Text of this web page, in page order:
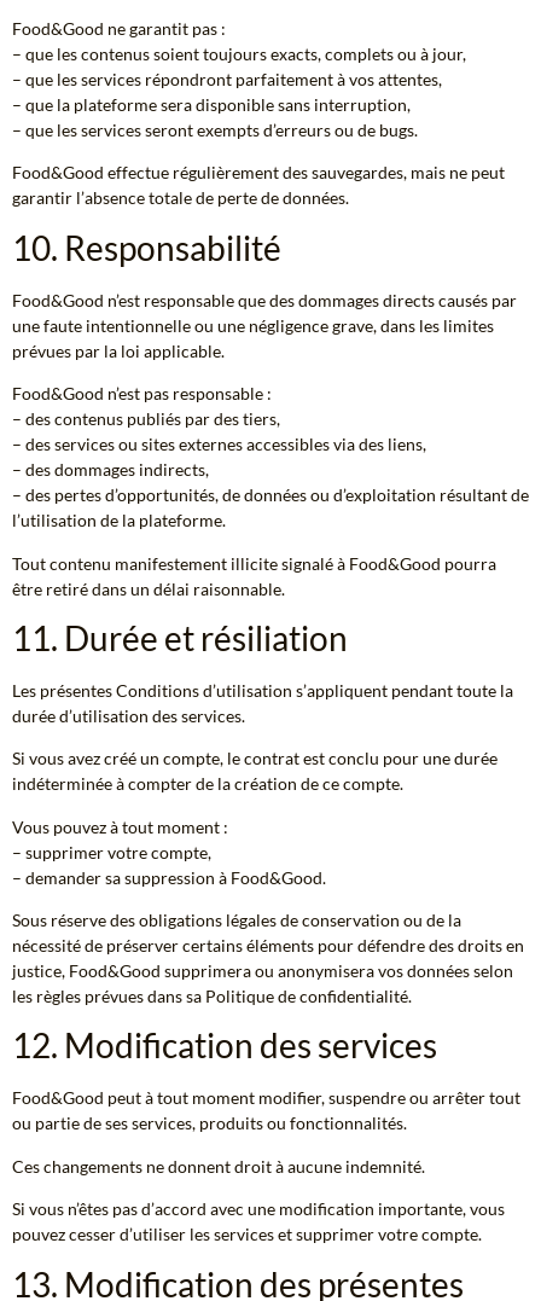
Food&Good ne garantit pas :
– que les contenus soient toujours exacts, complets ou à jour,
– que les services répondront parfaitement à vos attentes,
– que la plateforme sera disponible sans interruption,
– que les services seront exempts d’erreurs ou de bugs.
Food&Good effectue régulièrement des sauvegardes, mais ne peut
garantir l’absence totale de perte de données.
10. Responsabilité
Food&Good n’est responsable que des dommages directs causés par
une faute intentionnelle ou une négligence grave, dans les limites
prévues par la loi applicable.
Food&Good n’est pas responsable :
– des contenus publiés par des tiers,
– des services ou sites externes accessibles via des liens,
– des dommages indirects,
– des pertes d’opportunités, de données ou d’exploitation résultant de
l’utilisation de la plateforme.
Tout contenu manifestement illicite signalé à Food&Good pourra
être retiré dans un délai raisonnable.
11. Durée et résiliation
Les présentes Conditions d’utilisation s’appliquent pendant toute la
durée d’utilisation des services.
Si vous avez créé un compte, le contrat est conclu pour une durée
indéterminée à compter de la création de ce compte.
Vous pouvez à tout moment :
– supprimer votre compte,
– demander sa suppression à Food&Good.
Sous réserve des obligations légales de conservation ou de la
nécessité de préserver certains éléments pour défendre des droits en
justice, Food&Good supprimera ou anonymisera vos données selon
les règles prévues dans sa Politique de confidentialité.
12. Modification des services
Food&Good peut à tout moment modifier, suspendre ou arrêter tout
ou partie de ses services, produits ou fonctionnalités.
Ces changements ne donnent droit à aucune indemnité.
Si vous n’êtes pas d’accord avec une modification importante, vous
pouvez cesser d’utiliser les services et supprimer votre compte.
13. Modification des présentes